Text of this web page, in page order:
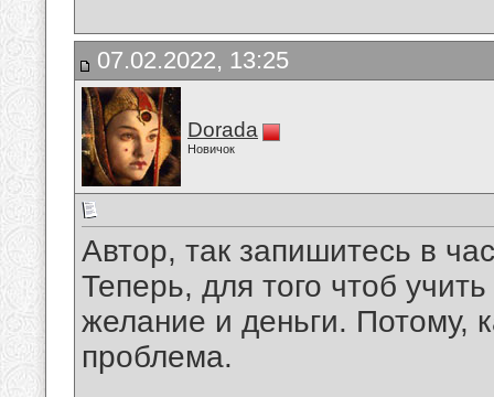
07.02.2022, 13:25
Dorada
Новичок
Автор, так запишитесь в
Теперь, для того чтоб
желание и деньги. Потому,
проблема.